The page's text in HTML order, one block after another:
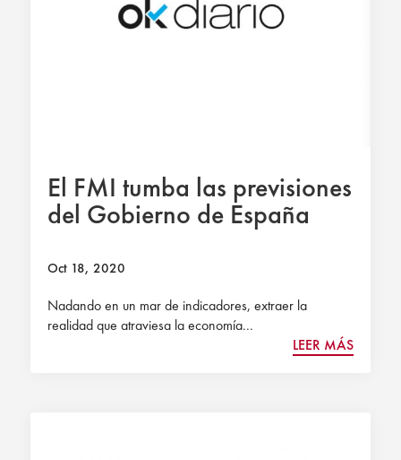
El FMI tumba las previsiones
del Gobierno de España
Oct 18, 2020
Nadando en un mar de indicadores, extraer la
realidad que atraviesa la economía...
LEER MÁS